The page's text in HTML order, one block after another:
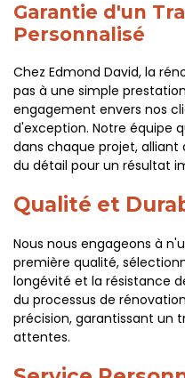
Garantie d'un
Personnalisé
Chez Edmond David, la
pas à une simple
engagement envers nos
d'exception. Notre équipe
dans chaque projet,
du détail pour un résultat
Qualité et
Nous nous engageons à
première qualité,
longévité et la résistance
du processus de
précision, garantissant un
attentes.